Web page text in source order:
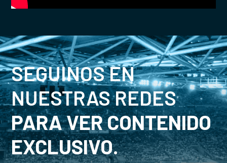
SEGUINOS EN
NUESTRAS REDES
PARA VER CONTENIDO
EXCLUSIVO.